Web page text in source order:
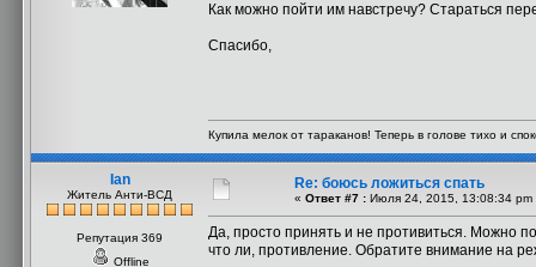
Как можно пойти им навстречу? Стараться
Спасибо,
Купила мелок от тараканов! Теперь в голове тихо и
Ian
Житель Анти-ВСД
Репутация 369
Offline
Re: боюсь ложиться спать
« Ответ #7 : Июля 24, 2015, 13:08:34 pm
Да, просто принять и не противиться. Можно
что ли, противление. Обратите внимание на